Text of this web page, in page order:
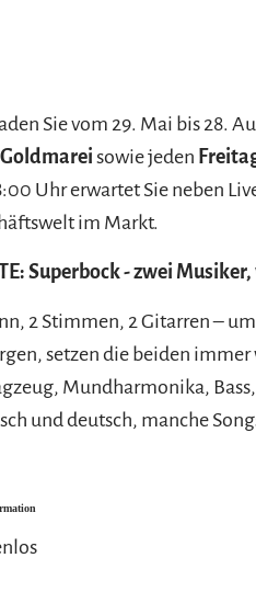
Sie vom 29. Mai bis 28.
sowie jeden
Uhr erwartet Sie neben
im Markt.
Superbock - zwei
2 Stimmen, 2 Gitarren –
setzen die beiden
Mundharmonika,
und deutsch, manche